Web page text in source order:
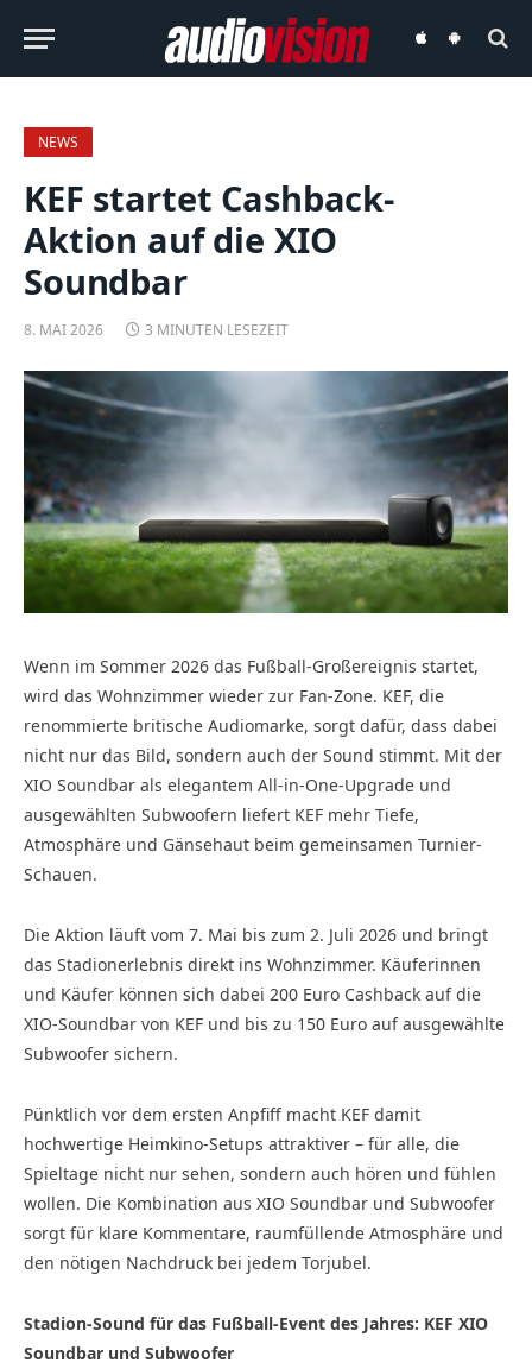
audiovisionaudiovision
NEWS
KEF startet Cashback-
Aktion auf die XIO
Soundbar
8. MAI 2026 3 MINUTEN LESEZEIT
Wenn im Sommer 2026 das Fußball-Großereignis startet,
wird das Wohnzimmer wieder zur Fan-Zone. KEF, die
renommierte britische Audiomarke, sorgt dafür, dass dabei
nicht nur das Bild, sondern auch der Sound stimmt. Mit der
XIO Soundbar als elegantem All-in-One-Upgrade und
ausgewählten Subwoofern liefert KEF mehr Tiefe,
Atmosphäre und Gänsehaut beim gemeinsamen Turnier-
Schauen.
Die Aktion läuft vom 7. Mai bis zum 2. Juli 2026 und bringt
das Stadionerlebnis direkt ins Wohnzimmer. Käuferinnen
und Käufer können sich dabei 200 Euro Cashback auf die
XIO-Soundbar von KEF und bis zu 150 Euro auf ausgewählte
Subwoofer sichern.
Pünktlich vor dem ersten Anpfiff macht KEF damit
hochwertige Heimkino-Setups attraktiver – für alle, die
Spieltage nicht nur sehen, sondern auch hören und fühlen
wollen. Die Kombination aus XIO Soundbar und Subwoofer
sorgt für klare Kommentare, raumfüllende Atmosphäre und
den nötigen Nachdruck bei jedem Torjubel.
Stadion-Sound für das Fußball-Event des Jahres: KEF XIO
Soundbar und Subwoofer